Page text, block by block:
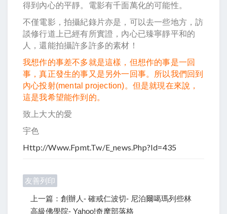
得到內心的平靜。電影有千面萬化的可能性。
不僅電影，拍攝紀錄片亦是，可以去一些地方，訪
談修行道上已經有所實證，內心已臻寧靜平和的
人，還能拍攝許多許多的素材！
我想作的事差不多就是這樣，但想作的事是一回
事，真正發生的事又是另外一回事。所以我們回到
內心投射(mental projection)。但是就現在來說，
這是我希望能作到的。
致上大大的愛
宇色
Http://www.fpmt.tw/e_news.php?id=435
友善列印
上一篇：創辦人- 確戒仁波切- 尼泊爾噶瑪列些林
高級佛學院- Yahoo!奇摩部落格